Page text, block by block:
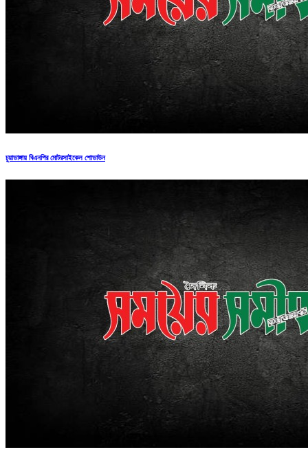
চুয়াডাঙ্গায় বিএনপির মোটরসাইকেল শোডাউন